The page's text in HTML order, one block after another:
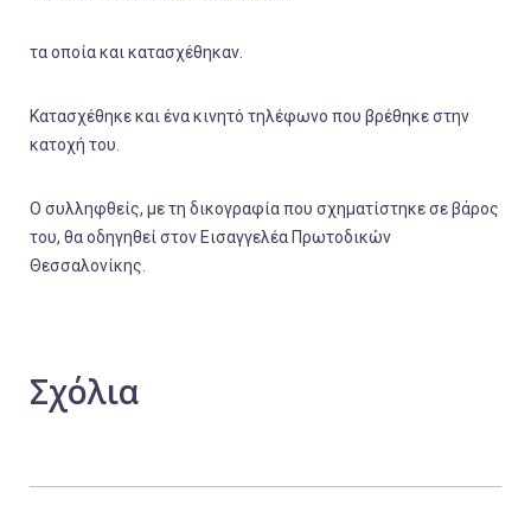
τα οποία και κατασχέθηκαν.
Κατασχέθηκε και ένα κινητό τηλέφωνο που βρέθηκε στην
κατοχή του.
Ο συλληφθείς, με τη δικογραφία που σχηματίστηκε σε βάρος
του, θα οδηγηθεί στον Εισαγγελέα Πρωτοδικών
Θεσσαλονίκης.
Σχόλια